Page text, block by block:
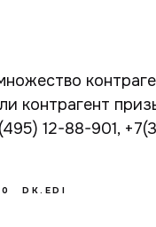
контрагент
12-88-901,
DK.EDI